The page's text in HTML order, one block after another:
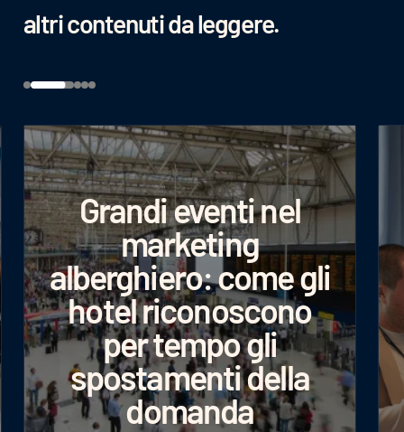
altri contenuti da leggere.
Grandi eventi nel
marketing
alberghiero: come gli
hotel riconoscono
per tempo gli
spostamenti della
domanda